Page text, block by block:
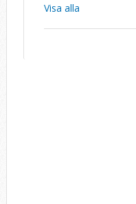
Visa alla